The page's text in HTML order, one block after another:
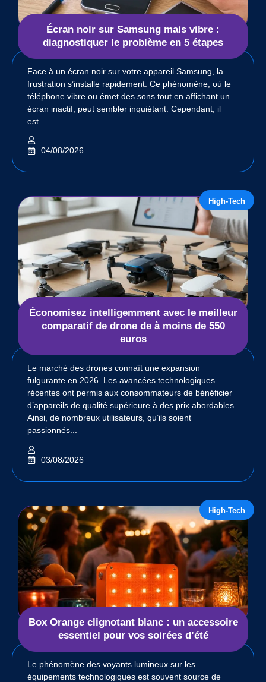
Écran noir sur Samsung mais vibre :
diagnostiquer le problème en 5 étapes
Face à un écran noir sur votre appareil Samsung, la
frustration s’installe rapidement. Ce phénomène, où le
téléphone vibre ou émet des sons tout en affichant un
écran inactif, peut sembler inquiétant. Cependant, il
est...
04/08/2026
High-Tech
Économisez intelligemment avec le meilleur
comparatif de drone de à moins de 550
euros
Le marché des drones connaît une expansion
fulgurante en 2026. Les avancées technologiques
récentes ont permis aux consommateurs de bénéficier
d’appareils de qualité supérieure à des prix abordables.
Ainsi, de nombreux utilisateurs, qu’ils soient
passionnés...
03/08/2026
High-Tech
Box Orange clignotant blanc : un accessoire
essentiel pour vos soirées d’été
Le phénomène des voyants lumineux sur les
équipements technologiques est souvent source de